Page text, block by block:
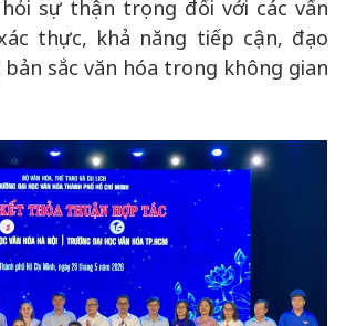
sự thận trọng đối với các vấn
thực, khả năng tiếp cận, đạo
sắc văn hóa trong không gian